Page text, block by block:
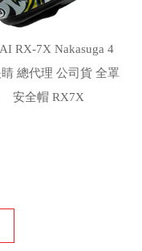
RX-7X Nakasuga 4
總代理 公司貨 全罩
安全帽 RX7X